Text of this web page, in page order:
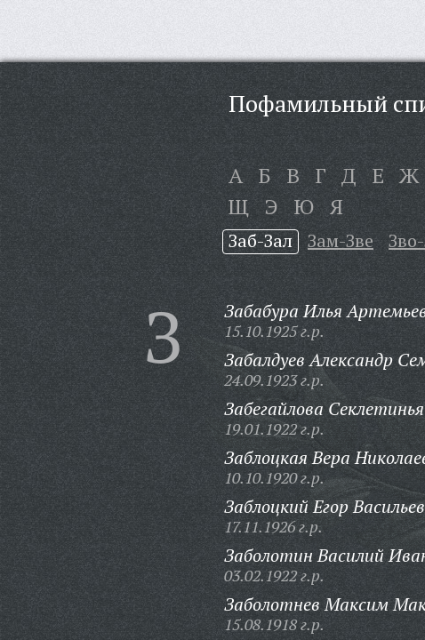
Пофамильный
А Б В Г Д Е Ж
Щ Э Ю Я
Заб-Зал Зам-Зве
З Забабура Илья
15.10.1925 г.р.
Забалдуев Александр
24.09.1923 г.р.
Забегайлова
19.01.1922 г.р.
Заблоцкая Вера
10.10.1920 г.р.
Заблоцкий Егор
17.11.1926 г.р.
Заболотин Василий
03.02.1922 г.р.
Заболотнев Максим
15.08.1918 г.р.